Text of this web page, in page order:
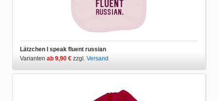
Lätzchen I speak fluent russian
Varianten ab 9,90 € zzgl. Versand